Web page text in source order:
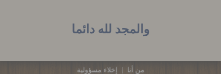
والمجد لله دائما
|إخلاء مسؤولية